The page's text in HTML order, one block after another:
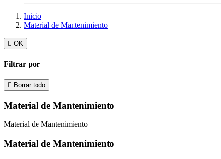
Inicio
Material de Mantenimiento
 OK
Filtrar por
 Borrar todo
Material de Mantenimiento
Material de Mantenimiento
Material de Mantenimiento